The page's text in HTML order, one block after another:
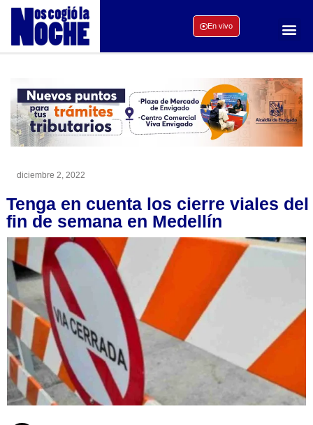
En vivo
diciembre 2, 2022
Tenga en cuenta los cierre viales del
fin de semana en Medellín